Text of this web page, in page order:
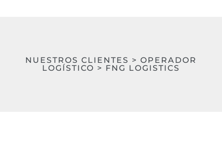
NUESTROS CLIENTES > OPERADOR
LOGÍSTICO > FNG LOGISTICS